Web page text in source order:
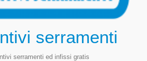
serramenti
serramenti ed infissi gratis